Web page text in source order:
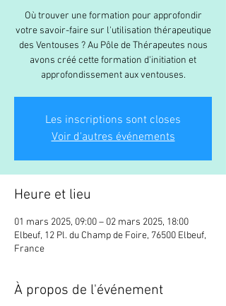
Où trouver une formation pour approfondir
votre savoir-faire sur l'utilisation thérapeutique
des Ventouses ? Au Pôle de Thérapeutes nous
avons créé cette formation d'initiation et
approfondissement aux ventouses.
Les inscriptions sont closes
Voir d'autres événements
Heure et lieu
01 mars 2025, 09:00 – 02 mars 2025, 18:00
Elbeuf, 12 Pl. du Champ de Foire, 76500 Elbeuf,
France
À propos de l'événement